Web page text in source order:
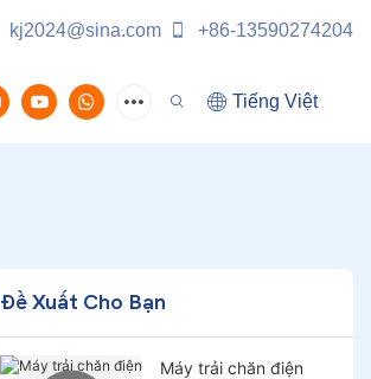
kj2024@sina.com +86-13590274204
Liên Hệ Với Chúng TôiTiếng Việt
Đề Xuất Cho Bạn
Máy trải chăn điện